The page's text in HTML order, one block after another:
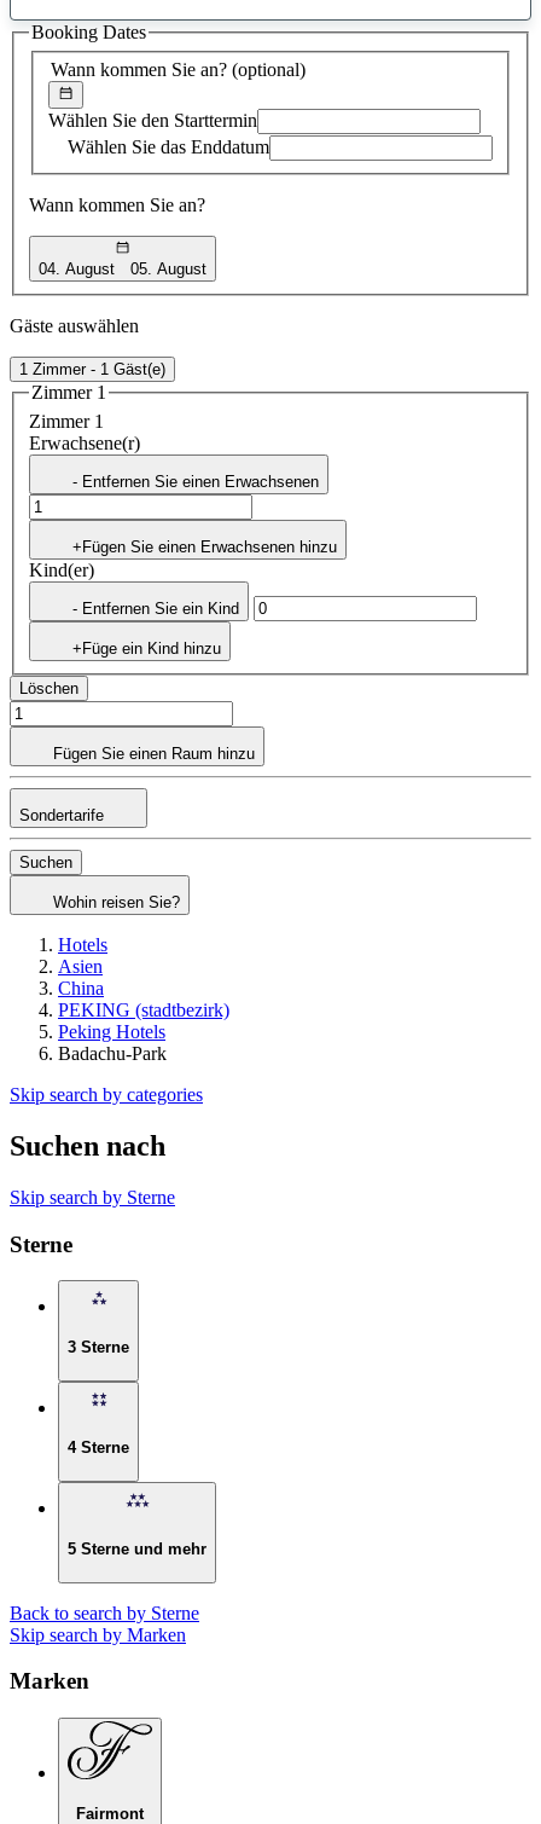
gefundener
Vorschlag
Wann kommen Sie an? (optional)
Wählen Sie den Starttermin
Wählen Sie das Enddatum
Wann kommen Sie an?
04. August 05. August
Booking Dates
Gäste auswählen
1 Zimmer - 1 Gäst(e)
Zimmer 1
Zimmer 1
Erwachsene(r)
- Entfernen Sie einen Erwachsenen
+Fügen Sie einen Erwachsenen hinzu
Kind(er)
- Entfernen Sie ein Kind
+Füge ein Kind hinzu
Löschen
Fügen Sie einen Raum hinzu
Sondertarife
Suchen
Wohin reisen Sie?
Hotels
Asien
China
PEKING (stadtbezirk)
Peking Hotels
Badachu-Park
Skip search by categories
Suchen nach
Skip search by Sterne
Sterne
3 Sterne
4 Sterne
5 Sterne und mehr
Back to search by Sterne
Skip search by Marken
Marken
Fairmont